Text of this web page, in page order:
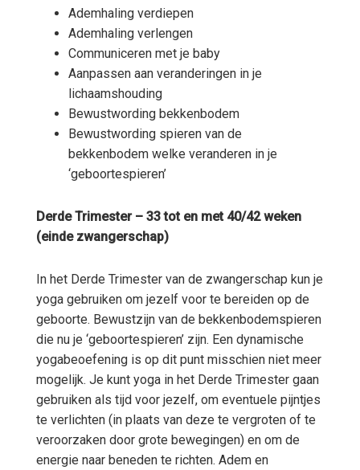
Ademhaling verdiepen
Ademhaling verlengen
Communiceren met je baby
Aanpassen aan veranderingen in je
lichaamshouding
Bewustwording bekkenbodem
Bewustwording spieren van de
bekkenbodem welke veranderen in je
‘geboortespieren’
Derde Trimester – 33 tot en met 40/42 weken
(einde zwangerschap)
In het Derde Trimester van de zwangerschap kun je
yoga gebruiken om jezelf voor te bereiden op de
geboorte. Bewustzijn van de bekkenbodemspieren
die nu je ‘geboortespieren’ zijn. Een dynamische
yogabeoefening is op dit punt misschien niet meer
mogelijk. Je kunt yoga in het Derde Trimester gaan
gebruiken als tijd voor jezelf, om eventuele pijntjes
te verlichten (in plaats van deze te vergroten of te
veroorzaken door grote bewegingen) en om de
energie naar beneden te richten. Adem en